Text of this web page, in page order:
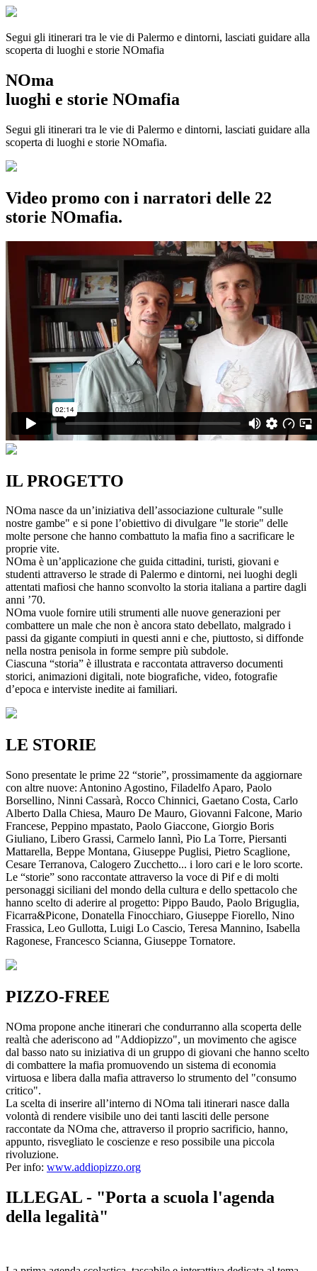
Segui gli itinerari tra le vie di Palermo e dintorni, lasciati guidare alla
scoperta di luoghi e storie NOmafia
NOma
luoghi e storie NOmafia
Segui gli itinerari tra le vie di Palermo e dintorni, lasciati guidare alla
scoperta di luoghi e storie NOmafia.
Video promo con i narratori delle 22
storie NOmafia.
IL PROGETTO
NOma nasce da un’iniziativa dell’associazione culturale "sulle
nostre gambe" e si pone l’obiettivo di divulgare "le storie" delle
molte persone che hanno combattuto la mafia fino a sacrificare le
proprie vite.
NOma è un’applicazione che guida cittadini, turisti, giovani e
studenti attraverso le strade di Palermo e dintorni, nei luoghi degli
attentati mafiosi che hanno sconvolto la storia italiana a partire dagli
anni ’70.
NOma vuole fornire utili strumenti alle nuove generazioni per
combattere un male che non è ancora stato debellato, malgrado i
passi da gigante compiuti in questi anni e che, piuttosto, si diffonde
nella nostra penisola in forme sempre più subdole.
Ciascuna “storia” è illustrata e raccontata attraverso documenti
storici, animazioni digitali, note biografiche, video, fotografie
d’epoca e interviste inedite ai familiari.
LE STORIE
Sono presentate le prime 22 “storie”, prossimamente da aggiornare
con altre nuove: Antonino Agostino, Filadelfo Aparo, Paolo
Borsellino, Ninni Cassarà, Rocco Chinnici, Gaetano Costa, Carlo
Alberto Dalla Chiesa, Mauro De Mauro, Giovanni Falcone, Mario
Francese, Peppino mpastato, Paolo Giaccone, Giorgio Boris
Giuliano, Libero Grassi, Carmelo Iannì, Pio La Torre, Piersanti
Mattarella, Beppe Montana, Giuseppe Puglisi, Pietro Scaglione,
Cesare Terranova, Calogero Zucchetto... i loro cari e le loro scorte.
Le “storie” sono raccontate attraverso la voce di Pif e di molti
personaggi siciliani del mondo della cultura e dello spettacolo che
hanno scelto di aderire al progetto: Pippo Baudo, Paolo Briguglia,
Ficarra&Picone, Donatella Finocchiaro, Giuseppe Fiorello, Nino
Frassica, Leo Gullotta, Luigi Lo Cascio, Teresa Mannino, Isabella
Ragonese, Francesco Scianna, Giuseppe Tornatore.
PIZZO-FREE
NOma propone anche itinerari che condurranno alla scoperta delle
realtà che aderiscono ad "Addiopizzo", un movimento che agisce
dal basso nato su iniziativa di un gruppo di giovani che hanno scelto
di combattere la mafia promuovendo un sistema di economia
virtuosa e libera dalla mafia attraverso lo strumento del "consumo
critico".
La scelta di inserire all’interno di NOma tali itinerari nasce dalla
volontà di rendere visibile uno dei tanti lasciti delle persone
raccontate da NOma che, attraverso il proprio sacrificio, hanno,
appunto, risvegliato le coscienze e reso possibile una piccola
rivoluzione.
Per info: www.addiopizzo.org
ILLEGAL - "Porta a scuola l'agenda
della legalità"